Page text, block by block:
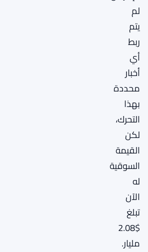
لم
يتم
ربط
أي
أخبار
محددة
بهذا
التحرك،
لكن
القيمة
السوقية
له
الآن
تبلغ
$2.08
مليار.